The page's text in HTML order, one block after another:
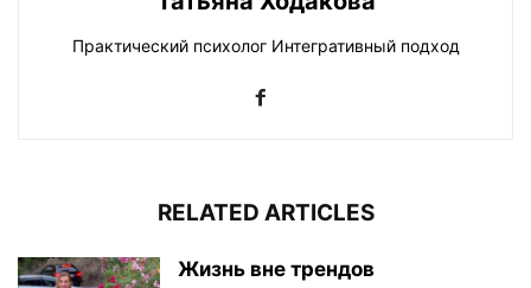
Практический психолог Интегративный подход
RELATED ARTICLES
Жизнь вне трендов